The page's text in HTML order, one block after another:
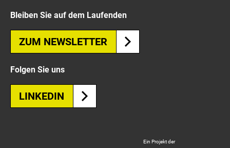
Bleiben Sie auf dem Laufenden
ZUM NEWSLETTER
Folgen Sie uns
LINKEDIN
Logo
Ein Projekt der